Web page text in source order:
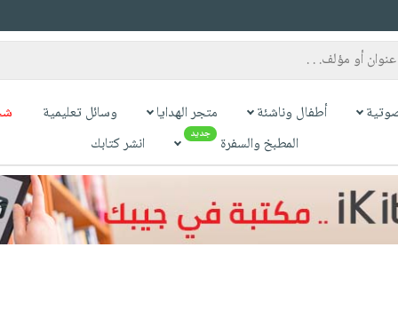
أطفال وناشئة متجر الهدايا وسائل تعليمية
المطبخ والسفرة
جديد انشر كتابك